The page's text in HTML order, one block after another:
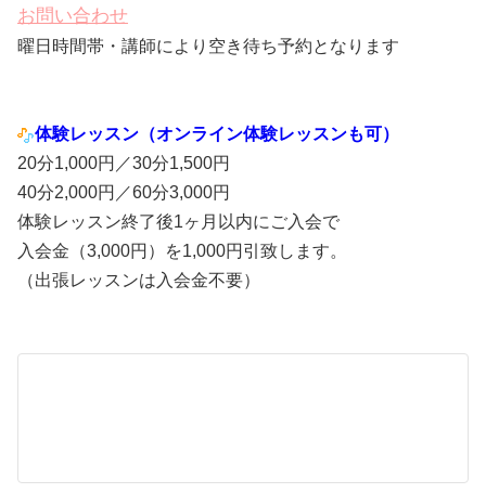
お問い合わせ
曜日時間帯・講師により空き待ち予約となります
体験レッスン（オンライン体験レッスンも可）
20分1,000円／30分1,500円
40分2,000円／60分3,000円
体験レッスン終了後1ヶ月以内にご入会で
入会金（3,000円）を1,000円引致します。
（出張レッスンは入会金不要）